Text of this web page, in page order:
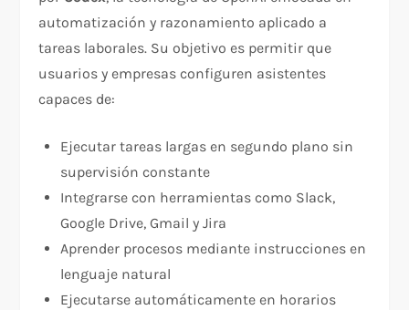
automatización y razonamiento aplicado a
tareas laborales. Su objetivo es permitir que
usuarios y empresas configuren asistentes
capaces de:
Ejecutar tareas largas en segundo plano sin
supervisión constante
Integrarse con herramientas como Slack,
Google Drive, Gmail y Jira
Aprender procesos mediante instrucciones en
lenguaje natural
Ejecutarse automáticamente en horarios